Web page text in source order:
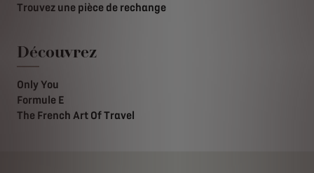
Trouvez une pièce de rechange
Découvrez
Only You
Formule E
The French Art Of Travel